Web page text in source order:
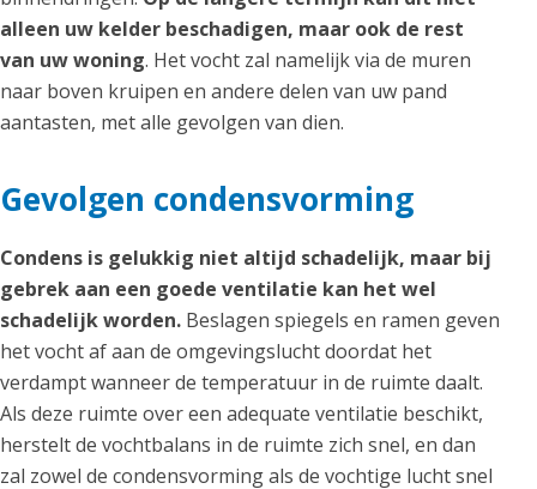
alleen uw kelder beschadigen, maar ook de rest
van uw woning. Het vocht zal namelijk via de muren
naar boven kruipen en andere delen van uw pand
aantasten, met alle gevolgen van dien.
Gevolgen condensvorming
Condens is gelukkig niet altijd schadelijk, maar bij
gebrek aan een goede ventilatie kan het wel
schadelijk worden. Beslagen spiegels en ramen geven
het vocht af aan de omgevingslucht doordat het
verdampt wanneer de temperatuur in de ruimte daalt.
Als deze ruimte over een adequate ventilatie beschikt,
herstelt de vochtbalans in de ruimte zich snel, en dan
zal zowel de condensvorming als de vochtige lucht snel